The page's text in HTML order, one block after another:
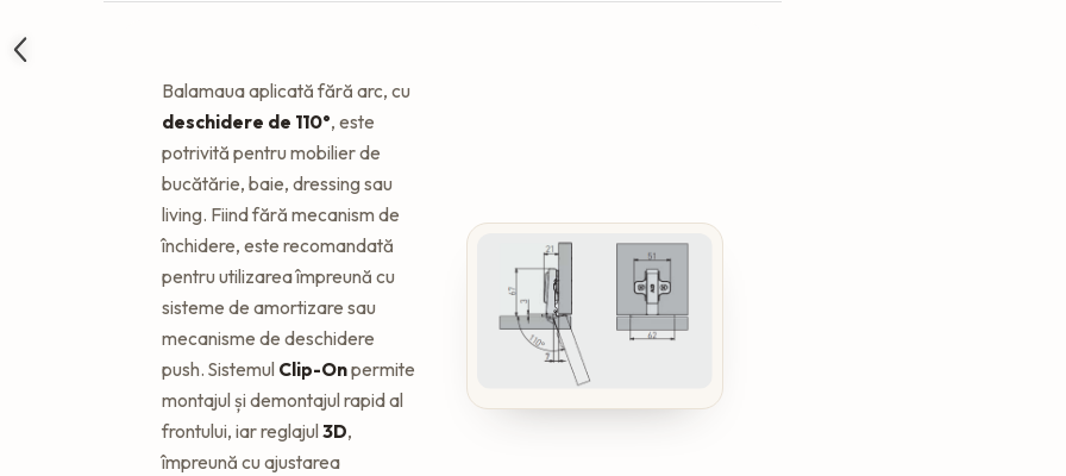
Balamaua aplicată fără arc, cu
deschidere de 110°, este
potrivită pentru mobilier de
bucătărie, baie, dressing sau
living. Fiind fără mecanism de
închidere, este recomandată
pentru utilizarea împreună cu
sisteme de amortizare sau
mecanisme de deschidere
push. Sistemul Clip-Onpermite
montajul și demontajul rapid al
frontului, iar reglajul 3D,
împreună cu ajustarea